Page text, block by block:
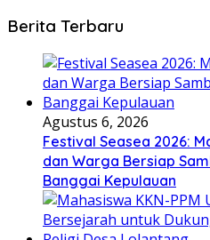
Berita Terbaru
Agustus 6, 2026
Festival Seasea 2026:
dan Warga Bersiap
Banggai Kepulauan